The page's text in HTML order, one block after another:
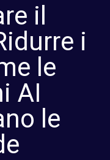
il
i
le
AI
le